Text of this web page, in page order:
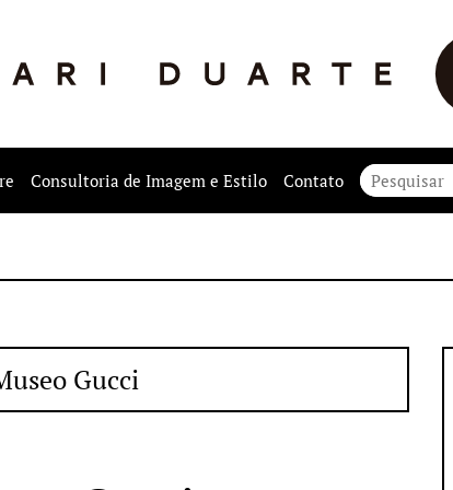
Consultoria de Imagem e Estilo Contato
Gucci